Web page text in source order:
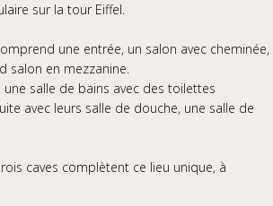
sur la tour Eiffel.
une entrée, un salon avec cheminée,
salon en mezzanine.
salle de bains avec des toilettes
avec leurs salle de douche, une salle de
caves complètent ce lieu unique, à